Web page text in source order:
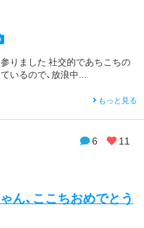
りました 社交的であちこちの
いるので、放浪中...
もっと見る
6 11
ん、ここちおめでとう